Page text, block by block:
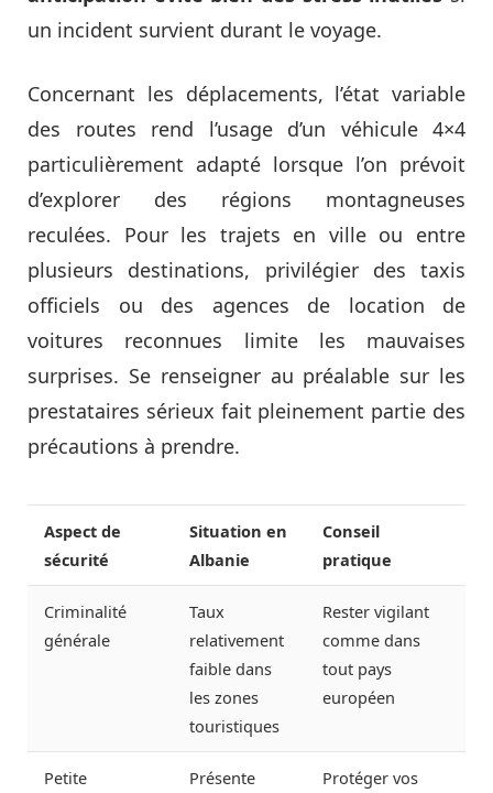
un incident survient durant le voyage.
Concernant les déplacements, l’état variable
des routes rend l’usage d’un véhicule 4×4
particulièrement adapté lorsque l’on prévoit
d’explorer des régions montagneuses
reculées. Pour les trajets en ville ou entre
plusieurs destinations, privilégier des taxis
officiels ou des agences de location de
voitures reconnues limite les mauvaises
surprises. Se renseigner au préalable sur les
prestataires sérieux fait pleinement partie des
précautions à prendre.
Aspect de
sécurité
Situation en
Albanie
Conseil
pratique
Criminalité
générale
Taux
relativement
faible dans
les zones
touristiques
Rester vigilant
comme dans
tout pays
européen
Petite
Présente
Protéger vos